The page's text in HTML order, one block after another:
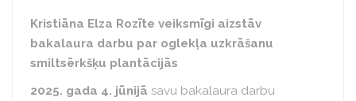
Kristiāna Elza Rozīte veiksmīgi aizstāv
bakalaura darbu par oglekļa uzkrāšanu
smiltsērkšķu plantācijās
2025. gada 4. jūnijā savu bakalaura darbu